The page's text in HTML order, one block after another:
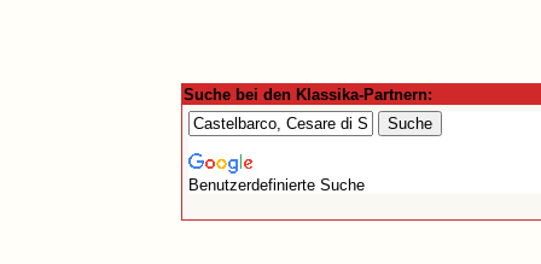
Suche bei den Klassika-Partnern:
Benutzerdefinierte Suche